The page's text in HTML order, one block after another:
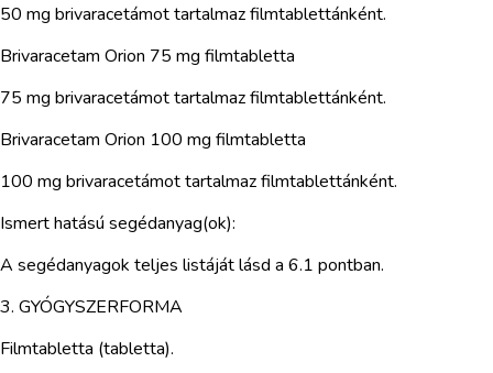
50 mg brivaracetámot tartalmaz filmtablettánként.
Brivaracetam Orion 75 mg filmtabletta
75 mg brivaracetámot tartalmaz filmtablettánként.
Brivaracetam Orion 100 mg filmtabletta
100 mg brivaracetámot tartalmaz filmtablettánként.
Ismert hatású segédanyag(ok):
A segédanyagok teljes listáját lásd a 6.1 pontban.
3. GYÓGYSZERFORMA
Filmtabletta (tabletta).